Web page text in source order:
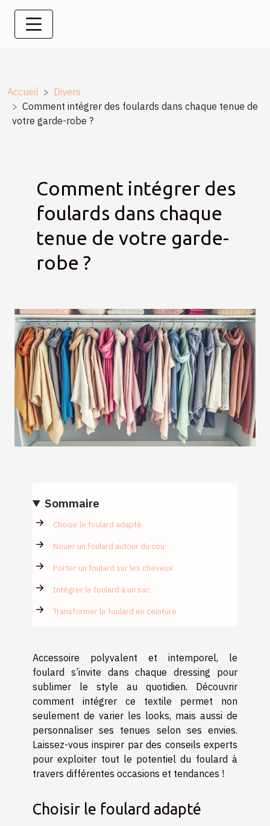
Accueil
Divers
Comment intégrer des foulards dans chaque tenue de
votre garde-robe ?
Comment intégrer des
foulards dans chaque
tenue de votre garde-
robe ?
Sommaire
Choisir le foulard adapté
Nouer un foulard autour du cou
Porter un foulard sur les cheveux
Intégrer le foulard à un sac
Transformer le foulard en ceinture
Accessoire polyvalent et intemporel, le
foulard s’invite dans chaque dressing pour
sublimer le style au quotidien. Découvrir
comment intégrer ce textile permet non
seulement de varier les looks, mais aussi de
personnaliser ses tenues selon ses envies.
Laissez-vous inspirer par des conseils experts
pour exploiter tout le potentiel du foulard à
travers différentes occasions et tendances !
Choisir le foulard adapté